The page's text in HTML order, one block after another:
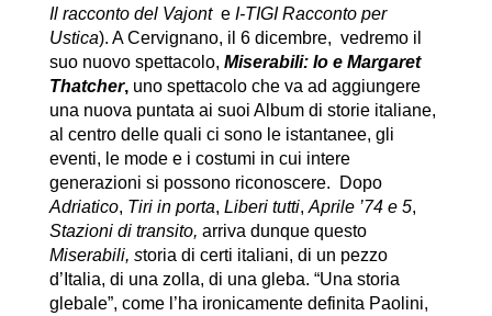
Il racconto del Vajonte I-TIGI Racconto per
Ustica). A Cervignano, il 6 dicembre, vedremo il
suo nuovo spettacolo, Miserabili: Io e Margaret
Thatcher, uno spettacolo che va ad aggiungere
una nuova puntata ai suoi Album di storie italiane,
al centro delle quali ci sono le istantanee, gli
eventi, le mode e i costumi in cui intere
generazioni si possono riconoscere. Dopo
Adriatico, Tiri in porta, Liberi tutti, Aprile ’74 e 5,
Stazioni di transito, arriva dunque questo
Miserabili, storia di certi italiani, di un pezzo
d’Italia, di una zolla, di una gleba. “Una storia
glebale”, come l’ha ironicamente definita Paolini,